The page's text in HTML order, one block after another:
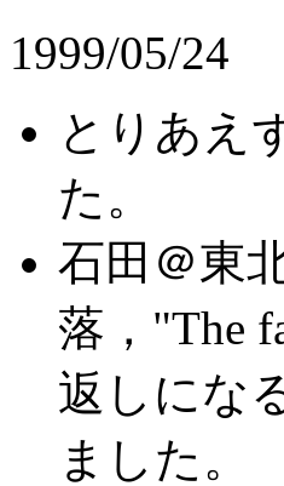
1999/05/24
とりあえ
た。
石田＠東
落，"The
返しにな
ました。